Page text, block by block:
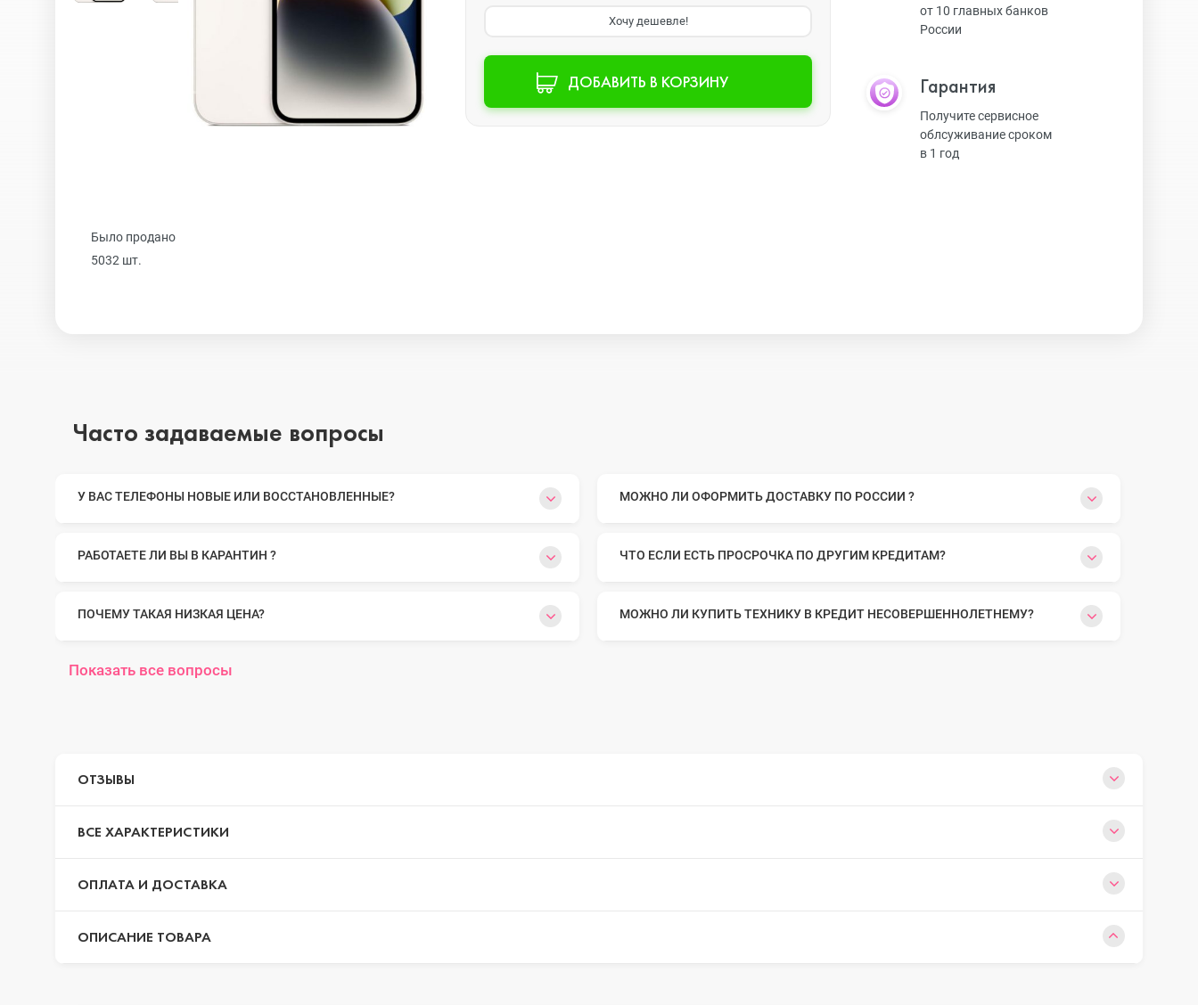
iPhone 16
iPhone 15 Pro
iPhone 14
iPhone 13
Watch SE 2
Хочу дешевле!
ДОБАВИТЬ В КОРЗИНУ
Было продано
5032 шт.
от 10 главных банков
России
Гарантия
Получите сервисное
облсуживание сроком
в 1 год
Часто задаваемые вопросы
У ВАС ТЕЛЕФОНЫ НОВЫЕ ИЛИ ВОССТАНОВЛЕННЫЕ?
РАБОТАЕТЕ ЛИ ВЫ В КАРАНТИН ?
ПОЧЕМУ ТАКАЯ НИЗКАЯ ЦЕНА?
МОЖНО ЛИ ОФОРМИТЬ ДОСТАВКУ ПО РОССИИ ?
ЧТО ЕСЛИ ЕСТЬ ПРОСРОЧКА ПО ДРУГИМ КРЕДИТАМ?
МОЖНО ЛИ КУПИТЬ ТЕХНИКУ В КРЕДИТ НЕСОВЕРШЕННОЛЕТНЕМУ?
Показать все вопросы
ОТЗЫВЫ
ВСЕ ХАРАКТЕРИСТИКИ
ОПЛАТА И ДОСТАВКА
ОПИСАНИЕ ТОВАРА